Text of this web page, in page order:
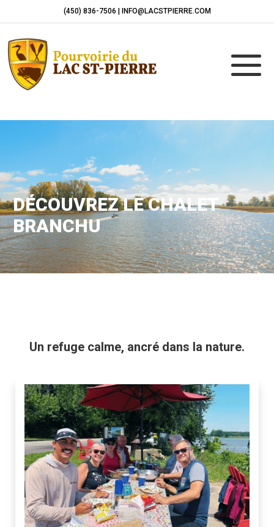
(450) 836-7506 | INFO@LACSTPIERRE.COM
DÉCOUVREZ LE CHALET
BRANCHU
Un refuge calme, ancré dans la nature.